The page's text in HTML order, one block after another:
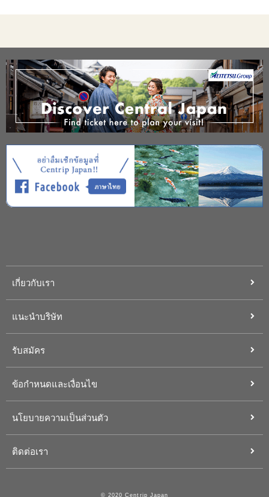
เกี่ยวกับเรา
แนะนำบริษัท
รับสมัคร
ข้อกำหนดและเงื่อนไข
นโยบายความเป็นส่วนตัว
ติดต่อเรา
© 2020 Centrip Japan